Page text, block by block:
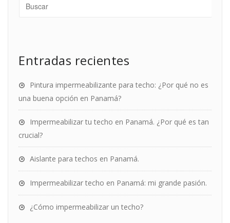
Entradas recientes
Pintura impermeabilizante para techo: ¿Por qué no es
una buena opción en Panamá?
Impermeabilizar tu techo en Panamá. ¿Por qué es tan
crucial?
Aislante para techos en Panamá.
Impermeabilizar techo en Panamá: mi grande pasión.
¿Cómo impermeabilizar un techo?